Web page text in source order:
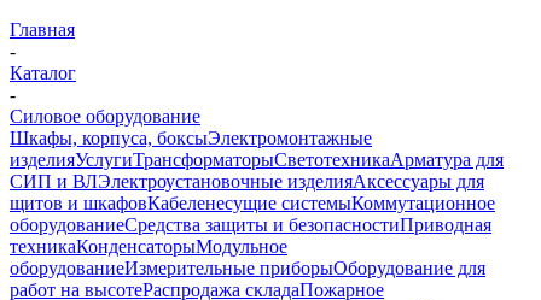
Главная
-
Каталог
-
Силовое оборудование
Шкафы, корпуса, боксыЭлектромонтажные
изделияУслугиТрансформаторыСветотехникаАрматура для
СИП и ВЛЭлектроустановочные изделияАксессуары для
щитов и шкафовКабеленесущие системыКоммутационное
оборудованиеСредства защиты и безопасностиПриводная
техникаКонденсаторыМодульное
оборудованиеИзмерительные приборыОборудование для
работ на высотеРаспродажа складаПожарное